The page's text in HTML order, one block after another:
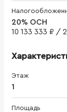
20% ОСН
10 133 333 ₽ /
Этаж
1
Площадь